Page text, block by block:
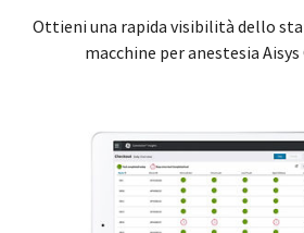
Ottieni una rapida visibilità dello
macchine per anestesia Aisys